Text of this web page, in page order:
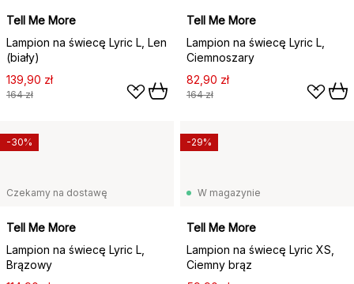
Tell Me More
Lampion na świecę Lyric L, Len
(biały)
139,90 zł
164 zł
Tell Me More
Lampion na świecę Lyric L,
Ciemnoszary
82,90 zł
164 zł
Czekamy na dostawę
Tell Me More
Lampion na świecę Lyric L,
Brązowy
-30%
W magazynie
Tell Me More
Lampion na świecę Lyric XS,
Ciemny brąz
-29%